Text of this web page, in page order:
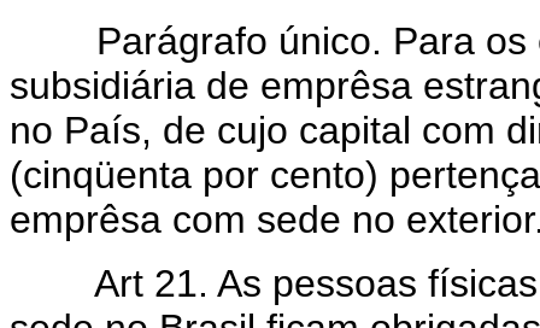
Parágrafo único. Para os
subsidiária de emprêsa
no País, de cujo capital com
(cinqüenta por cento)
emprêsa com sede no
Art 21. As pessoas físicas